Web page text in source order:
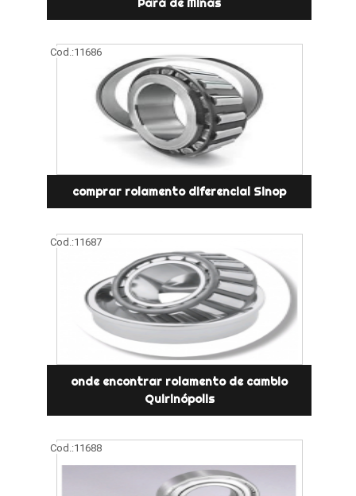
Pará de Minas
Cod.:11686
comprar rolamento diferencial Sinop
Cod.:11687
onde encontrar rolamento de cambio
Quirinópolis
Cod.:11688